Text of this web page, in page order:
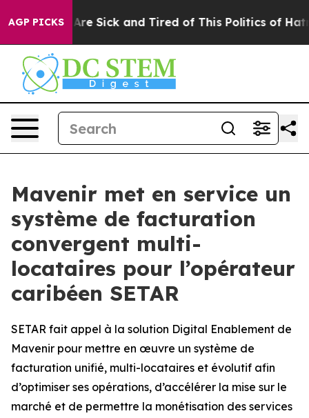
AGP PICKSAre Sick and Tired of This Politics of Hatred”
Mavenir met en service un
système de facturation
convergent multi-
locataires pour l’opérateur
caribéen SETAR
SETAR fait appel à la solution Digital Enablement de
Mavenir pour mettre en œuvre un système de
facturation unifié, multi-locataires et évolutif afin
d’optimiser ses opérations, d’accélérer la mise sur le
marché et de permettre la monétisation des services